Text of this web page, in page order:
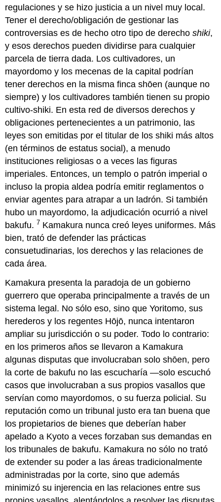
regulaciones y se hizo justicia a un nivel muy local.
Tener el derecho/obligación de gestionar las
controversias es de hecho otro tipo de derechoshiki,
y esos derechos pueden dividirse para cualquier
parcela de tierra dada. Los cultivadores, un
mayordomo y los mecenas de la capital podrían
tener derechos en la misma finca shōen (aunque no
siempre) y los cultivadores también tienen su propio
cultivo-shiki. En esta red de diversos derechos y
obligaciones pertenecientes a un patrimonio, las
leyes son emitidas por el titular de los shiki más altos
(en términos de estatus social), a menudo
instituciones religiosas o a veces las figuras
imperiales. Entonces, un templo o patrón imperial o
incluso la propia aldea podría emitir reglamentos o
enviar agentes para atrapar a un ladrón. Si también
hubo un mayordomo, la adjudicación ocurrió a nivel
bakufu. 7 Kamakura nunca creó leyes uniformes. Más
bien, trató de defender las prácticas
consuetudinarias, los derechos y las relaciones de
cada área.
Kamakura presenta la paradoja de un gobierno
guerrero que operaba principalmente a través de un
sistema legal. No sólo eso, sino que Yoritomo, sus
herederos y los regentes Hōjō, nunca intentaron
ampliar su jurisdicción o su poder. Todo lo contrario:
en los primeros años se llevaron a Kamakura
algunas disputas que involucraban solo shōen, pero
la corte de bakufu no las escucharía —solo escuchó
casos que involucraban a sus propios vasallos que
servían como mayordomos, o su fuerza policial. Su
reputación como un tribunal justo era tan buena que
los propietarios de bienes que deberían haber
apelado a Kyoto a veces forzaban sus demandas en
los tribunales de bakufu. Kamakura no sólo no trató
de extender su poder a las áreas tradicionalmente
administradas por la corte, sino que además
minimizó su injerencia en las relaciones entre sus